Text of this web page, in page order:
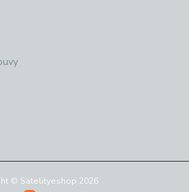
© Satelityeshop 2026